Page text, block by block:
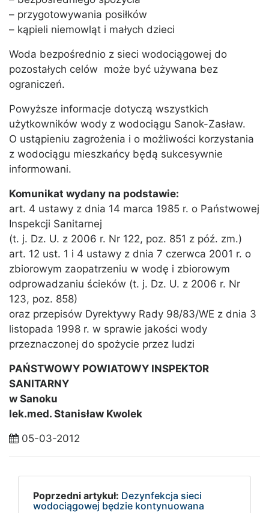
– przygotowywania posiłków
– kąpieli niemowląt i małych dzieci
Woda bezpośrednio z sieci wodociągowej do
pozostałych celów może być używana bez
ograniczeń.
Powyższe informacje dotyczą wszystkich
użytkowników wody z wodociągu Sanok-Zasław.
O ustąpieniu zagrożenia i o możliwości korzystania
z wodociągu mieszkańcy będą sukcesywnie
informowani.
Komunikat wydany na podstawie:
art. 4 ustawy z dnia 14 marca 1985 r. o Państwowej
Inspekcji Sanitarnej
(t. j. Dz. U. z 2006 r. Nr 122, poz. 851 z póź. zm.)
art. 12 ust. 1 i 4 ustawy z dnia 7 czerwca 2001 r. o
zbiorowym zaopatrzeniu w wodę i zbiorowym
odprowadzaniu ścieków (t. j. Dz. U. z 2006 r. Nr
123, poz. 858)
oraz przepisów Dyrektywy Rady 98/83/WE z dnia 3
listopada 1998 r. w sprawie jakości wody
przeznaczonej do spożycie przez ludzi
PAŃSTWOWY POWIATOWY INSPEKTOR
SANITARNY
w Sanoku
lek.med. Stanisław Kwolek
05-03-2012
Poprzedni artykuł: Dezynfekcja sieci
wodociągowej będzie kontynuowana